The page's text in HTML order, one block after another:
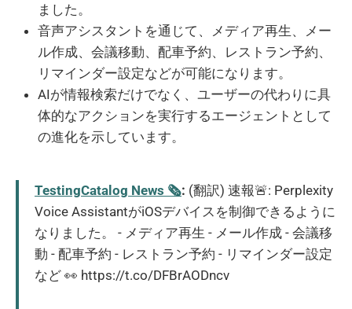
ました。
音声アシスタントを通じて、メディア再生、メー
ル作成、会議移動、配車予約、レストラン予約、
リマインダー設定などが可能になります。
AIが情報検索だけでなく、ユーザーの代わりに具
体的なアクションを実行するエージェントとして
の進化を示しています。
TestingCatalog News 🗞: (翻訳) 速報🚨: Perplexity
Voice AssistantがiOSデバイスを制御できるように
なりました。 - メディア再生 - メール作成 - 会議移
動 - 配車予約 - レストラン予約 - リマインダー設定
など 👀 https://t.co/DFBrAODncv